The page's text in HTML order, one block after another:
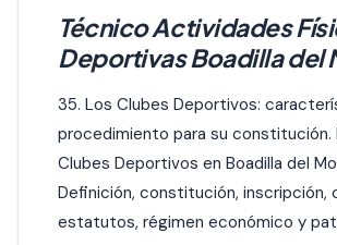
Técnico Actividades
Deportivas Boadilla del
35. Los Clubes Deportivos:
procedimiento para su constitución.
Clubes Deportivos en Boadilla del
Definición, constitución, inscripción,
estatutos, régimen económico y